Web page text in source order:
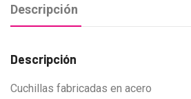
Descripción
Descripción
Cuchillas fabricadas en acero